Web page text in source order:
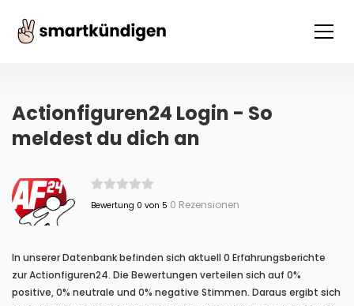
Actionfiguren24 Login - So
meldest du dich an
Bewertung 0 von 5 0 Rezensionen
In unserer Datenbank befinden sich aktuell 0 Erfahrungsberichte
zur Actionfiguren24. Die Bewertungen verteilen sich auf 0%
positive, 0% neutrale und 0% negative Stimmen. Daraus ergibt sich